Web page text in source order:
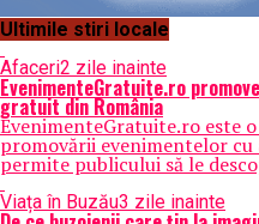
Ultimile stiri locale
Afaceri2 zile inainte
EvenimenteGratuite.ro
gratuit din România
EvenimenteGratuite.ro este
promovării evenimentelor cu
permite publicului să le
Viața în Buzău3 zile inainte